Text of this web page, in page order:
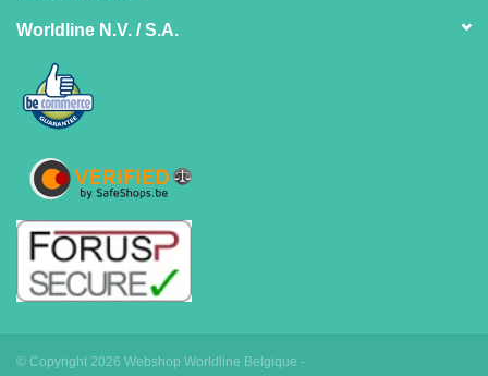
Worldline N.V. / S.A.
© Copyright 2026 Webshop Worldline Belgique -